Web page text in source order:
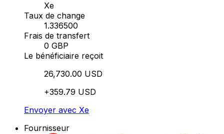
Xe
Taux de change
1.336500
Frais de transfert
0 GBP
Le bénéficiaire reçoit
26,730.00 USD
+359.79 USD
Envoyer avec Xe
Fournisseur